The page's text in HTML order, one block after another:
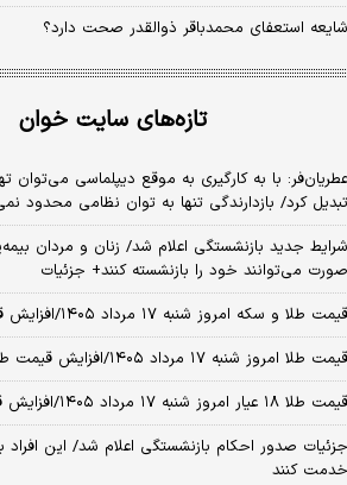
شایعه استعفای محمدباقر ذوالقدر صحت دارد؟
تازه‌های سایت خوان
عطریان‌فر: با به کارگیری به موقع دیپلماسی می‌توان
تبدیل کرد/ بازدارندگی تنها به توان نظامی محدود
شرایط جدید بازنشستگی اعلام شد/ زنان و مردان
صورت می‌توانند خود را بازنشسته کنند+ جزئیات
قیمت طلا و سکه امروز شنبه ۱۷ مرداد ۱۴۰۵/افزایش قیمت طلا و سکه
قیمت طلا امروز شنبه ۱۷ مرداد ۱۴۰۵/افزایش قیمت طلا
قیمت طلا ۱۸ عیار امروز شنبه ۱۷ مرداد ۱۴۰۵/افزایش قیمت طلا
خدمت کنند